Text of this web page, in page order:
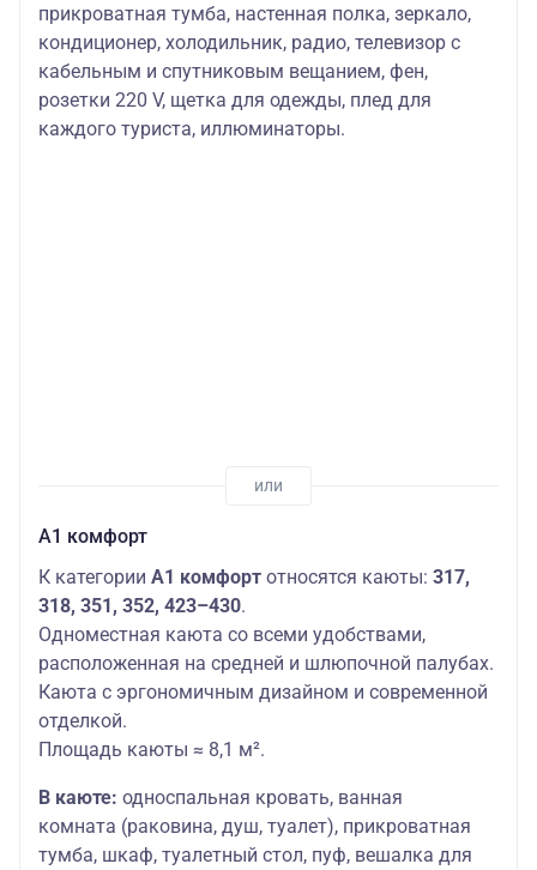
прикроватная тумба, настенная полка, зеркало,
кондиционер, холодильник, радио, телевизор с
кабельным и спутниковым вещанием, фен,
розетки 220 V, щетка для одежды, плед для
каждого туриста, иллюминаторы.
А1 комфорт
К категории А1 комфорт относятся каюты: 317,
318, 351, 352, 423–430.
Одноместная каюта со всеми удобствами,
расположенная на средней и шлюпочной палубах.
Каюта с эргономичным дизайном и современной
отделкой.
Площадь каюты ≈ 8,1 м².
В каюте: односпальная кровать, ванная
комната (раковина, душ, туалет), прикроватная
тумба, шкаф, туалетный стол, пуф, вешалка для